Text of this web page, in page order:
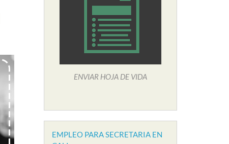
ENVIAR HOJA DE VIDA
EMPLEO PARA SECRETARIA EN